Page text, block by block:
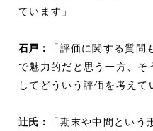
ています」
石戸 ：
「評価に関する質
で魅力的だと思う一方、そ
してどういう評価を考えて
辻氏：
「期末や中間とい